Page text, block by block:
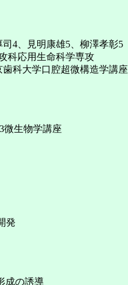
4、見明康雄5、柳澤孝彰5
科応用生命科学専攻
科大学口腔超微構造学講座
微生物学講座
発
成の誘導